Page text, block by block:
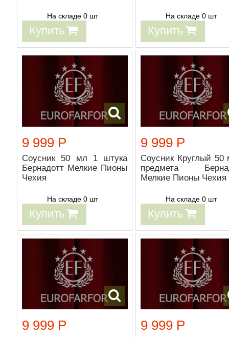
На складе 0 шт
Купить
На складе 0 шт
Купить
9 999 Р
Соусник 50 мл 1 штука
Бернадотт Мелкие Пионы
Чехия
На складе 0 шт
Купить
9 999 Р
Соусник Круглый 50
предмета
Мелкие Пионы Чехия
На складе 0 шт
Купить
9 999 Р 9 999 Р